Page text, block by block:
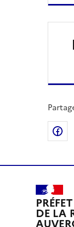
PRÉFET
DE LA